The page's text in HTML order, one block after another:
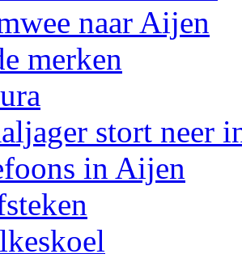
naar Aijen
merken
stort neer
in Aijen